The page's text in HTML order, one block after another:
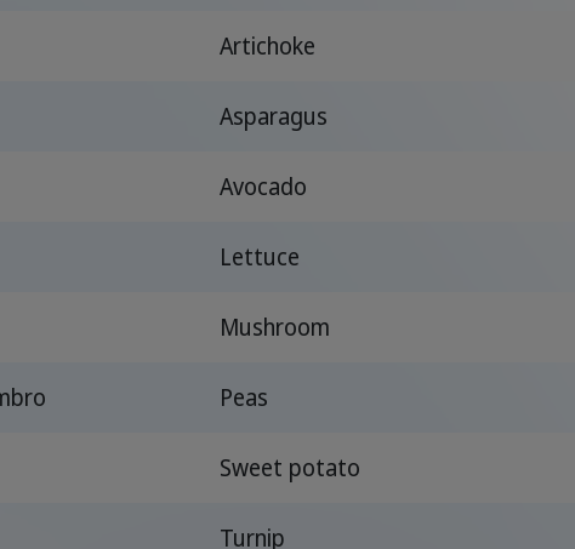
Artichoke
Asparagus
Avocado
Lettuce
Mushroom
Peas
Sweet potato
Turnip